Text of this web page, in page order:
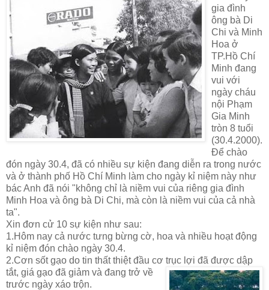
gia đình
ông bà Di
Chi và Minh
Hoa ở
TP.Hồ Chí
Minh đang
vui với
ngày cháu
nội Phạm
Gia Minh
tròn 8 tuổi
(30.4.2000).
Để chào
đón ngày 30.4, đã có nhiều sự kiện đang diễn ra trong nước
và ở thành phố Hồ Chí Minh làm cho ngày kỉ niệm này như
bác Anh đã nói "không chỉ là niềm vui của riêng gia đình
Minh Hoa và ông bà Di Chi, mà còn là niềm vui của cả nhà
ta".
Xin đơn cử 10 sự kiện như sau:
1.Hôm nay cả nước tưng bừng cờ, hoa và nhiều hoạt động
kỉ niệm đón chào ngày 30.4.
2.Cơn sốt gạo do tin thất thiệt đầu cơ trục lợi đã được dập
tắt, giá gạo đã giảm và đang trở về
trước ngày xáo trộn.